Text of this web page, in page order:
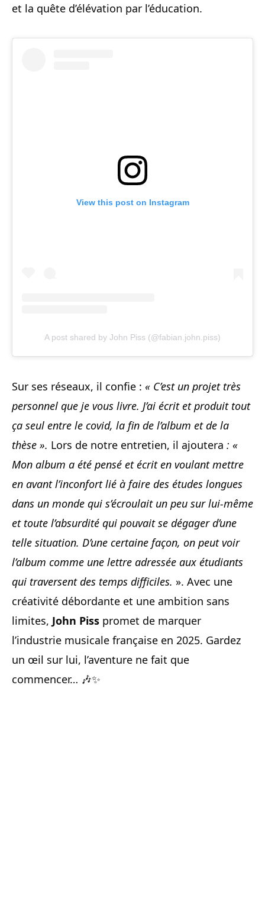
et la quête d’élévation par l’éducation.
View this post on Instagram
A post shared by John Piss (@fabian.john.piss)
Sur ses réseaux, il confie : « C’est un projet très
personnel que je vous livre. J’ai écrit et produit tout
ça seul entre le covid, la fin de l’album et de la
thèse ». Lors de notre entretien, il ajoutera : «
Mon album a été pensé et écrit en voulant mettre
en avant l’inconfort lié à faire des études longues
dans un monde qui s’écroulait un peu sur lui-même
et toute l’absurdité qui pouvait se dégager d’une
telle situation. D’une certaine façon, on peut voir
l’album comme une lettre adressée aux étudiants
qui traversent des temps difficiles. ». Avec une
créativité débordante et une ambition sans
limites, John Piss promet de marquer
l’industrie musicale française en 2025. Gardez
un œil sur lui, l’aventure ne fait que
commencer… 🎶✨